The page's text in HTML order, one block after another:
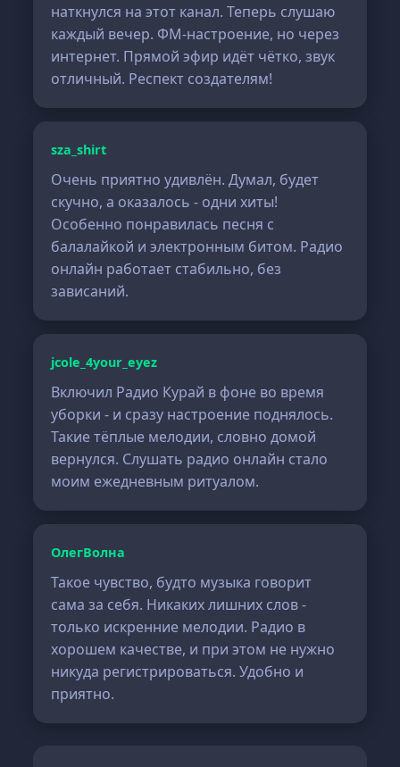
наткнулся на этот канал. Теперь слушаю
каждый вечер. ФМ-настроение, но через
интернет. Прямой эфир идёт чётко, звук
отличный. Респект создателям!
sza_shirt
Очень приятно удивлён. Думал, будет
скучно, а оказалось - одни хиты!
Особенно понравилась песня с
балалайкой и электронным битом. Радио
онлайн работает стабильно, без
зависаний.
jcole_4your_eyez
Включил Радио Курай в фоне во время
уборки - и сразу настроение поднялось.
Такие тёплые мелодии, словно домой
вернулся. Слушать радио онлайн стало
моим ежедневным ритуалом.
ОлегВолна
Такое чувство, будто музыка говорит
сама за себя. Никаких лишних слов -
только искренние мелодии. Радио в
хорошем качестве, и при этом не нужно
никуда регистрироваться. Удобно и
приятно.